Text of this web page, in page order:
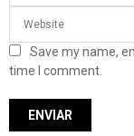
Save my name,
time I comment.